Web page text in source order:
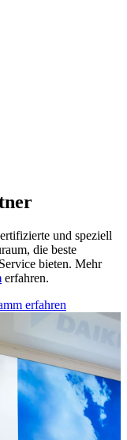
und speziell
die beste
bieten. Mehr
erfahren.
erfahren